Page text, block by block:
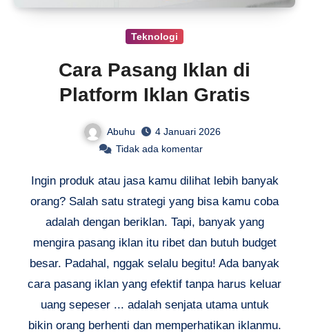
Teknologi
Cara Pasang Iklan di
Platform Iklan Gratis
Abuhu
4 Januari 2026
Tidak ada komentar
Ingin produk atau jasa kamu dilihat lebih banyak
orang? Salah satu strategi yang bisa kamu coba
adalah dengan beriklan. Tapi, banyak yang
mengira pasang iklan itu ribet dan butuh budget
besar. Padahal, nggak selalu begitu! Ada banyak
cara pasang iklan yang efektif tanpa harus keluar
uang sepeser ... adalah senjata utama untuk
bikin orang berhenti dan memperhatikan iklanmu.